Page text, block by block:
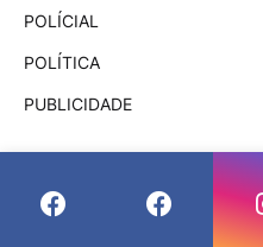
POLÍCIAL
POLÍTICA
PUBLICIDADE